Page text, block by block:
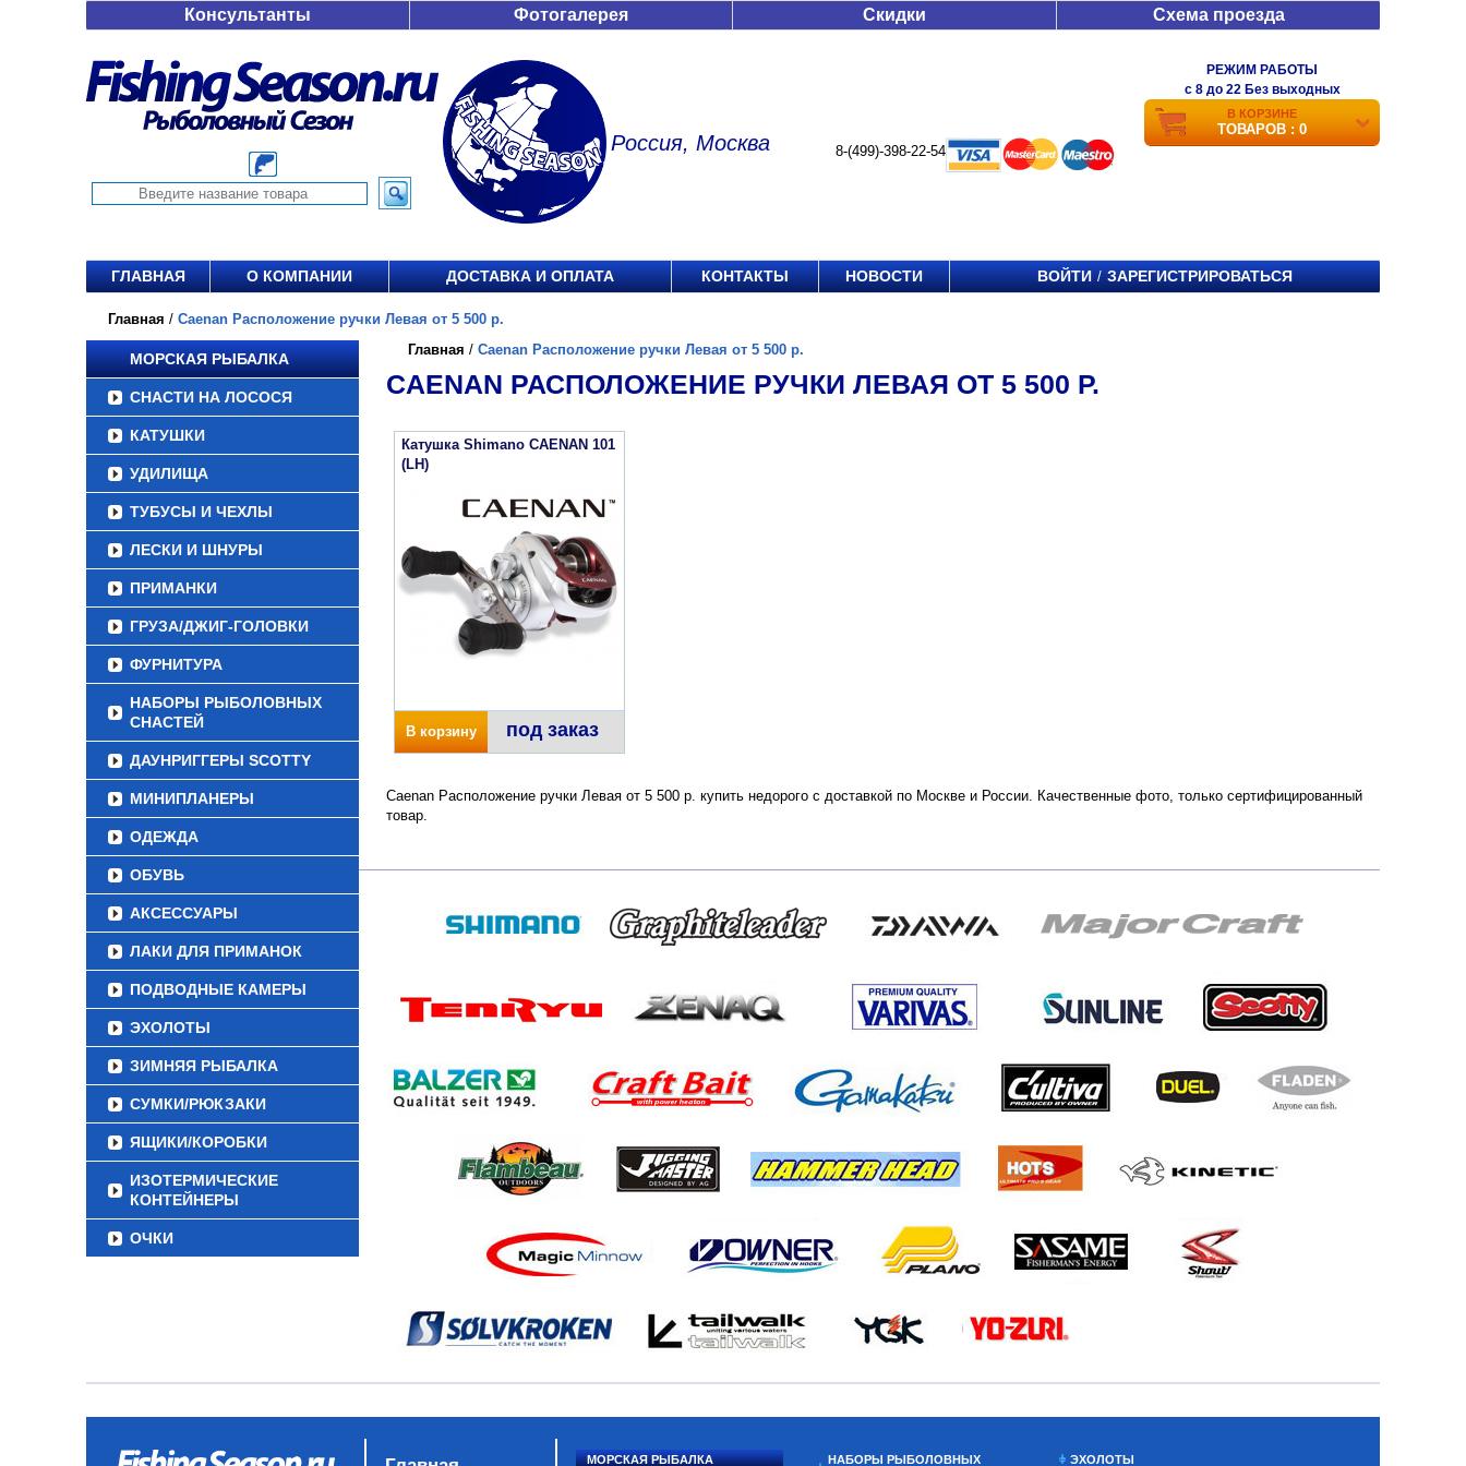
Консультанты Фотогалерея Скидки Схема проезда
Россия, Москва 8-(499)-398-22-54
РЕЖИМ РАБОТЫ
c 8 до 22 Без выходных
В КОРЗИНЕ
ТОВАРОВ : 0
ГЛАВНАЯ О КОМПАНИИ ДОСТАВКА И ОПЛАТА КОНТАКТЫ НОВОСТИ ВОЙТИ / ЗАРЕГИСТРИРОВАТЬСЯ
Главная / Caenan Расположение ручки Левая от 5 500 р.
МОРСКАЯ РЫБАЛКА
СНАСТИ НА ЛОСОСЯ
КАТУШКИ
УДИЛИЩА
ТУБУСЫ И ЧЕХЛЫ
ЛЕСКИ И ШНУРЫ
ПРИМАНКИ
ГРУЗА/ДЖИГ-ГОЛОВКИ
ФУРНИТУРА
НАБОРЫ РЫБОЛОВНЫХ
СНАСТЕЙ
ДАУНРИГГЕРЫ SCOTTY
МИНИПЛАНЕРЫ
ОДЕЖДА
ОБУВЬ
АКСЕССУАРЫ
ЛАКИ ДЛЯ ПРИМАНОК
ПОДВОДНЫЕ КАМЕРЫ
ЭХОЛОТЫ
ЗИМНЯЯ РЫБАЛКА
СУМКИ/РЮКЗАКИ
ЯЩИКИ/КОРОБКИ
ИЗОТЕРМИЧЕСКИЕ
КОНТЕЙНЕРЫ
ОЧКИ
Главная / Caenan Расположение ручки Левая от 5 500 р.
CAENAN РАСПОЛОЖЕНИЕ РУЧКИ ЛЕВАЯ ОТ 5 500 Р.
Катушка Shimano CAENAN 101
(LH)
В корзину под заказ
Caenan Расположение ручки Левая от 5 500 р. купить недорого с доставкой по Москве и России. Качественные фото, только сертифицированный
товар.
МОРСКАЯ РЫБАЛКА НАБОРЫ РЫБОЛОВНЫХ ЭХОЛОТЫ